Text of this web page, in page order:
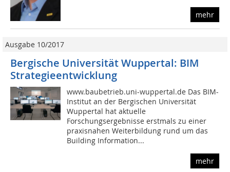
mehr
Ausgabe 10/2017
Bergische Universität Wuppertal: BIM
Strategieentwicklung
www.baubetrieb.uni-wuppertal.de Das BIM-
Institut an der Bergischen Universität
Wuppertal hat aktuelle
Forschungsergebnisse erstmals zu einer
praxisnahen Weiterbildung rund um das
Building Information...
mehr